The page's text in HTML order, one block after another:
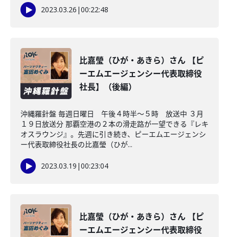
2023.03.26 |00:22:48
比嘉瑩（ひが・あきら）さん 【ピ
ーエムエージェンシー代表取締役
社長】（後編）
沖縄羅針盤 毎週日曜日 午後４時半～５時 放送中 ３月
１９日放送分 那覇空港の２本の滑走路が一望できる『レキ
オスラウンジ』。先週に引き続き、ピーエムエージェンシ
ー代表取締役社長の比嘉瑩（ひが...
2023.03.19 |00:23:04
比嘉瑩（ひが・あきら）さん 【ピ
ーエムエージェンシー代表取締役